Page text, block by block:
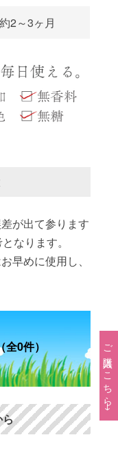
ご購入はこちら→
約2～3ヶ月
が出て参ります
なります。
早めに使用し、
全0件）